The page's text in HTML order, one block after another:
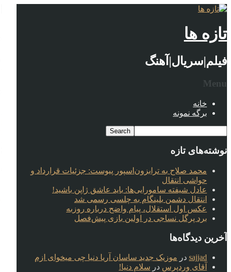
تازه ها
فیلم|سریال|آهنگ
Menu
خانه
برگه نمونه
نوشته‌های تازه
محمد صلاح به ترابزون‌اسپور پیوست: جزئیات قرارداد و
حواشی انتقال
عادل شیفته سامورایی‌ها: باید عاشق ژاپن باشید!
انتقال دشمن بلینگام به چلسی رسمی شد
عکس اول استقلال، پیام واضح درباره روزبه
برد پرگل نساجی در اولین بازی پیش‌فصل
آخرین دیدگاه‌ها
sajjad در موزیک جدید ساسان آریا دنیا چی میخوای ازم
آقای وردپرس در سلام دنیا!